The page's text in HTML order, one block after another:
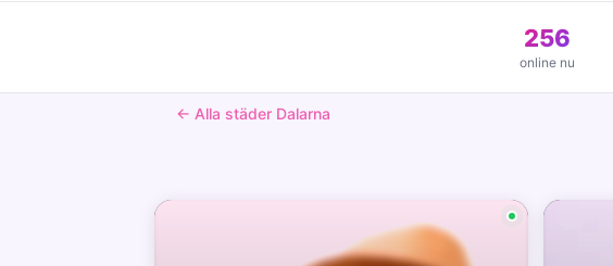
256
online nu
← Alla städer Dalarna